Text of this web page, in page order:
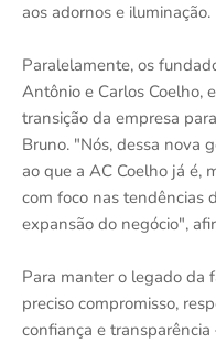
aos adornos e iluminação.
Paralelamente, os
Antônio e Carlos Coelho,
transição da empresa
Bruno. "Nós, dessa nova
ao que a AC Coelho já é,
com foco nas tendências
expansão do negócio",
Para manter o legado da
preciso compromisso,
confiança e